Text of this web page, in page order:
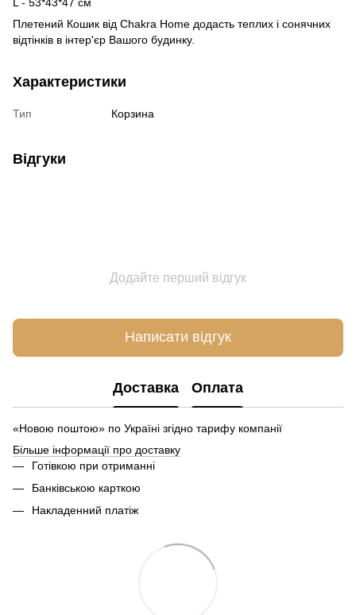
Плетений Кошик від Chakra Home додасть теплих і сонячних
відтінків в інтер'єр Вашого будинку.
Характеристики
Тип Корзина
Відгуки
Додайте перший відгук
Написати відгук
Доставка Оплата
«Новою поштою» по Україні згідно тарифу компанії
Більше інформації про доставку
Готівкою при отриманні
Банківською карткою
Накладенний платіж